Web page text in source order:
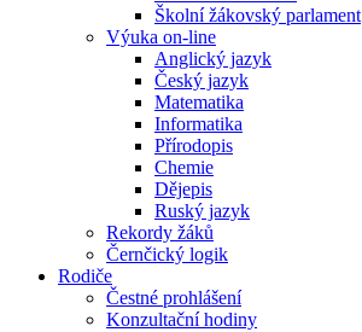
Školní žákovský parlament
Výuka on-line
Anglický jazyk
Český jazyk
Matematika
Informatika
Přírodopis
Chemie
Dějepis
Ruský jazyk
Rekordy žáků
Černčický logik
Rodiče
Čestné prohlášení
Konzultační hodiny